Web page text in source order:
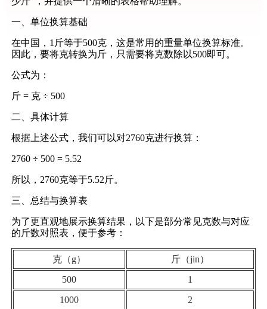
一、单位换算基础
在中国，1斤等于500克，这是常用的重量单位换算标准。
因此，要将克转换为斤，只需要将克数除以500即可。
公式为：
斤 = 克 ÷ 500
二、具体计算
根据上述公式，我们可以对2760克进行换算：
2760 ÷ 500 = 5.52
所以，2760克等于5.52斤。
三、总结与换算表
为了更直观地展示换算结果，以下是部分常见克数与对应
的斤数对照表，便于参考：
克（g）
斤（jin）
500
1
1000
2